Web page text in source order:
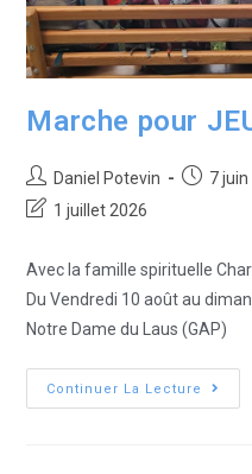
Marche pour
Daniel Potevin 7
1 juillet 2026
Avec la famille spirituelle
Du Vendredi 10 août au
Notre Dame du Laus (GAP)
Continuer La Lecture